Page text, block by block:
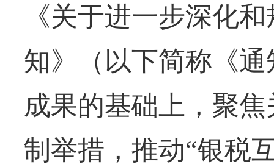
《关于进一步深化
知》（以下简称《
成果的基础上，聚
制举措，推动“银税